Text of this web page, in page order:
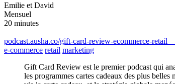
Emilie et David
Mensuel
20 minutes
podcast.ausha.co/gift-card-review-ecommerce-retail
e-commerce retail marketing
Gift Card Review est le premier podcast qui
les programmes cartes cadeaux des plus